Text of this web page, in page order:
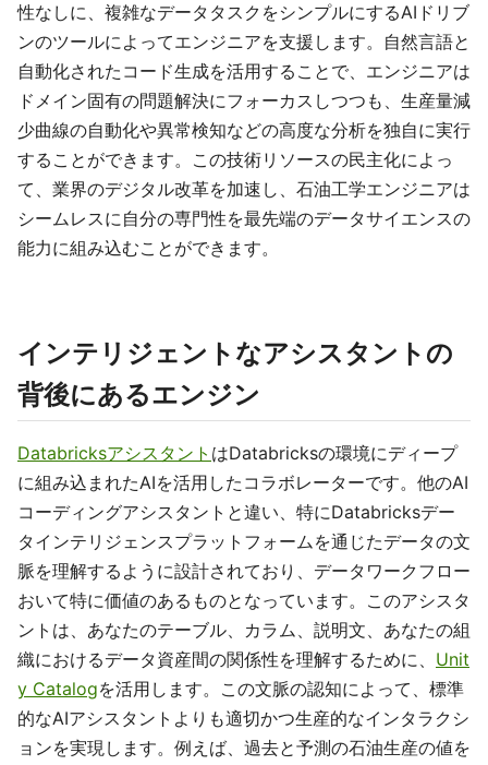
性なしに、複雑なデータタスクをシンプルにするAIドリブ
ンのツールによってエンジニアを支援します。自然言語と
自動化されたコード生成を活用することで、エンジニアは
ドメイン固有の問題解決にフォーカスしつつも、生産量減
少曲線の自動化や異常検知などの高度な分析を独自に実行
することができます。この技術リソースの民主化によっ
て、業界のデジタル改革を加速し、石油工学エンジニアは
シームレスに自分の専門性を最先端のデータサイエンスの
能力に組み込むことができます。
インテリジェントなアシスタントの
背後にあるエンジン
Databricksアシスタント はDatabricksの環境にディープ
に組み込まれたAIを活用したコラボレーターです。他のAI
コーディングアシスタントと違い、特にDatabricksデー
タインテリジェンスプラットフォームを通じたデータの文
脈を理解するように設計されており、データワークフロー
おいて特に価値のあるものとなっています。このアシスタ
ントは、あなたのテーブル、カラム、説明文、あなたの組
織におけるデータ資産間の関係性を理解するために、 Unit
y Catalogを活用します。この文脈の認知によって、標準
的なAIアシスタントよりも適切かつ生産的なインタラクシ
ョンを実現します。例えば、過去と予測の石油生産の値を